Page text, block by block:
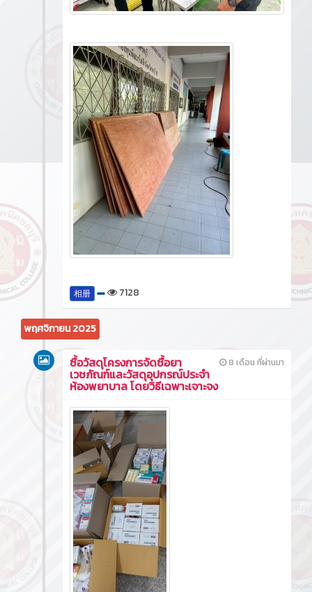
相册 7128
พฤศจิกายน 2025
8 เดือน ที่ผ่านมา
ซื้อวัสดุโครงการจัดซื้อยา
เวชภัณฑ์และวัสดุอุปกรณ์ประจำ
ห้องพยาบาล โดยวิธีเฉพาะเจาะจง